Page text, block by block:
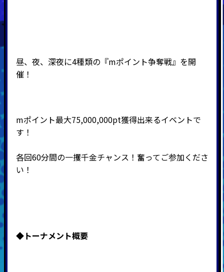
昼、夜、深夜に4種類の『mポイント争奪戦』を開
催！
mポイント最大75,000,000pt獲得出来るイベントで
す！
各回60分間の一攫千金チャンス！奮ってご参加くださ
い！
◆トーナメント概要